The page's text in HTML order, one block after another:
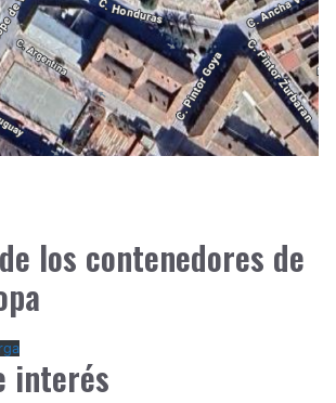
los contenedores de
interés